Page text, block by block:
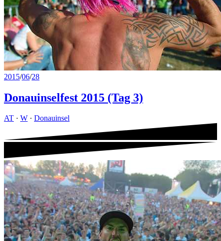
2015/06/28
Donauinselfest 2015 (Tag 3)
AT · W · Donauinsel